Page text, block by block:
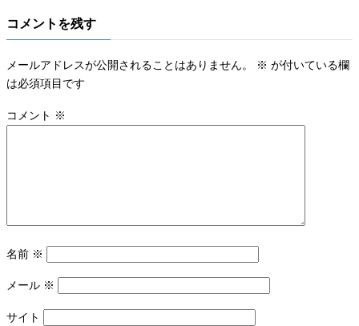
コメントを残す
メールアドレスが公開されることはありません。 ※ が付いている欄
は必須項目です
コメント ※
名前 ※
メール ※
サイト